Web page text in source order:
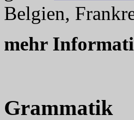
Belgien,
mehr
Grammatik